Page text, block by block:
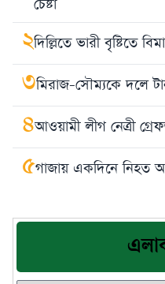
চেষ্টা
২দিল্লিতে ভারী বৃষ্টিতে
৩মিরাজ-সৌম্যকে দলে
৪আওয়ামী লীগ নেত্রী
৫গাজায় একদিনে নিহত